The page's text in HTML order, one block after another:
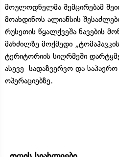
მოულოდნელმა შემცირებამ
მოახდინოს ალიანსის
რუსეთის წყალქვეშა ნავების
მანძილზე მოქმედი
ტერიტორიის სიღრმეში
ასევე სადაზვერვო და საჰაერო
ოპერაციებზე.